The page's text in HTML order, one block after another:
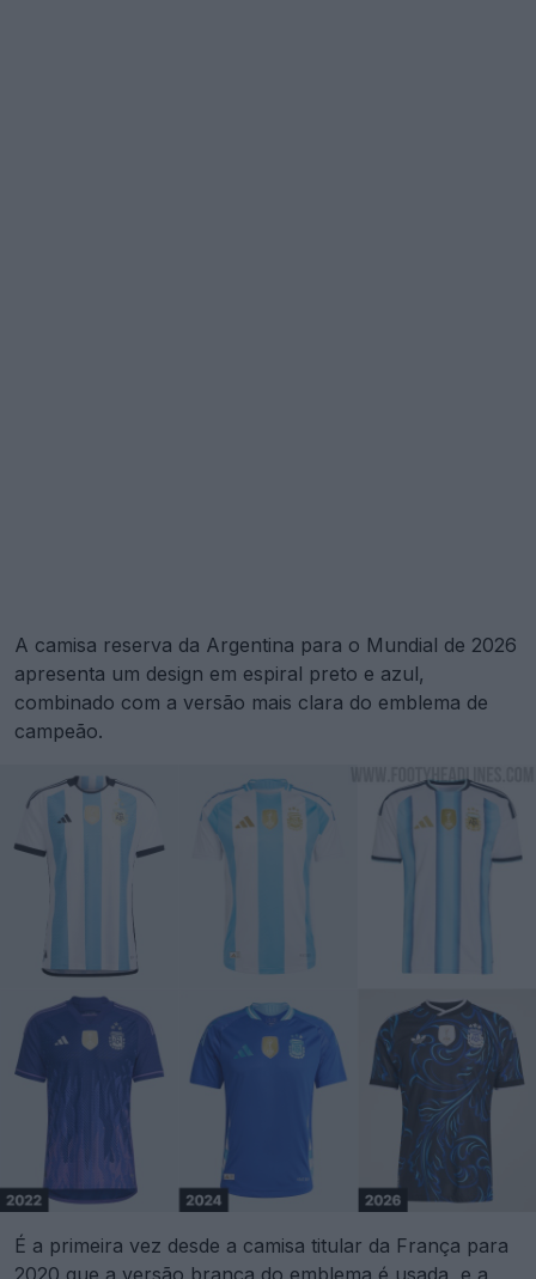
A camisa reserva da Argentina para o Mundial de 2026
apresenta um design em espiral preto e azul,
combinado com a versão mais clara do emblema de
campeão.
É a primeira vez desde a camisa titular da França para
2020 que a versão branca do emblema é usada, e a